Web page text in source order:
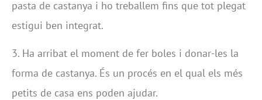
pasta de castanya i ho treballem fins que tot plegat
estigui ben integrat.
3. Ha arribat el moment de fer boles i donar-les la
forma de castanya. És un procés en el qual els més
petits de casa ens poden ajudar.